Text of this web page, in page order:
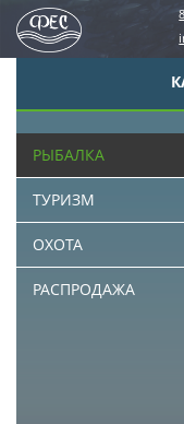
РЫБАЛКА
ТУРИЗМ
ОХОТА
РАСПРОДАЖА